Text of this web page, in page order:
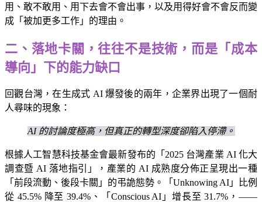
用、敢不敢用、用下去會不會出事，以及用得好會不會反而變
成「被加更多工作」的理由。
二、落地卡關，往往不是技術，而是「成本
導向」下的能力缺口
回觀台灣，在生成式 AI 爆發後的兩年，企業界出現了一個耐
人尋味的現象：
AI 的討論度極高，但真正的轉型深度卻陷入停滯。
根據人工智慧科技基金會最新發布的「2025 台灣產業 AI 化大
調查暨 AI 落地指引」，產業的 AI 成熟度分佈正呈現出一種
「前段流動、後段卡關」的弔詭態勢。「Unknowing AI」比例
從 45.5% 降至 39.4%、「Conscious AI」增長至 31.7%，——